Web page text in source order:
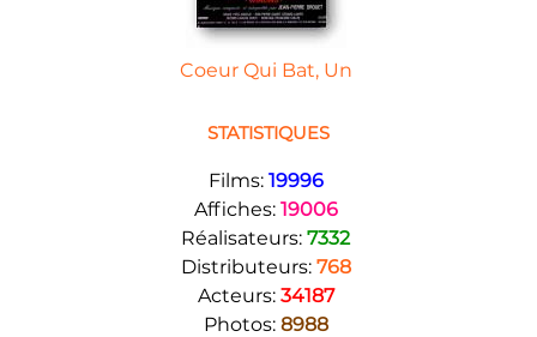
Coeur Qui Bat, Un
STATISTIQUES
Films: 19996
Affiches: 19006
Réalisateurs: 7332
Distributeurs: 768
Acteurs: 34187
Photos: 8988